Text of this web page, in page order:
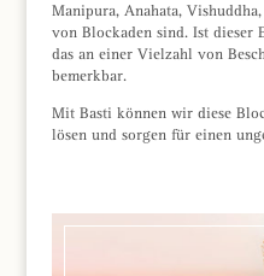
Manipura, Anahata,
von Blockaden sind. Ist dieser
das an einer Vielzahl von
bemerkbar.
Mit Basti können wir diese
lösen und sorgen für einen